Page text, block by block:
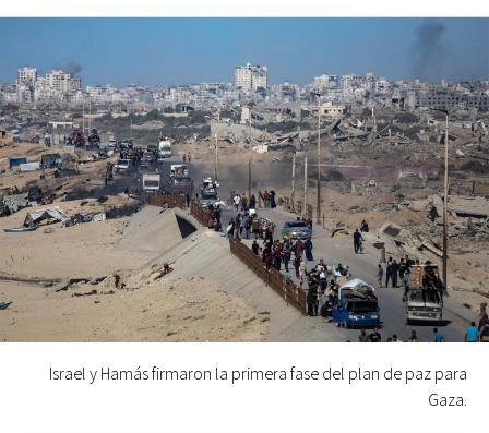
Israel y Hamás firmaron la primera fase del plan de paz para
Gaza.